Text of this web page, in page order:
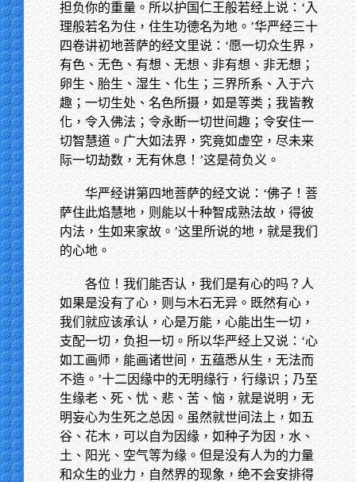
担负你的重量。所以护国仁王般若经上说：‘入
理般若名为住，住生功德名为地。’华严经三十
四卷讲初地菩萨的经文里说：‘愿一切众生界，
有色、无色、有想、无想、非有想、非无想；
卵生、胎生、湿生、化生；三界所系、入于六
趣；一切生处、名色所摄，如是等类；我皆教
化，令入佛法；令永断一切世间趣；令安住一
切智慧道。广大如法界，究竟如虚空，尽未来
际一切劫数，无有休息！’这是荷负义。
华严经讲第四地菩萨的经文说：‘佛子！菩
萨住此焰慧地，则能以十种智成熟法故，得彼
内法，生如来家故。’这里所说的地，就是我们
的心地。
各位！我们能否认，我们是有心的吗？人
如果是没有了心，则与木石无异。既然有心，
我们就应该承认，心是万能，心能出生一切，
支配一切，负担一切。所以华严经上又说：‘心
如工画师，能画诸世间，五蕴悉从生，无法而
不造。’十二因缘中的无明缘行，行缘识；乃至
生缘老、死、忧、悲、苦、恼，就是说明，无
明妄心为生死之总因。虽然就世间法上，如五
谷、花木，可以自为因缘，如种子为因，水、
土、阳光、空气等为缘。但是没有人为的力量
和众生的业力，自然界的现象，绝不会安排得